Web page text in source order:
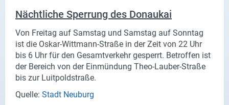
Nächtliche Sperrung des Donaukai
Von Freitag auf Samstag und Samstag auf Sonntag
ist die Oskar-Wittmann-Straße in der Zeit von 22 Uhr
bis 6 Uhr für den Gesamtverkehr gesperrt. Betroffen ist
der Bereich von der Einmündung Theo-Lauber-Straße
bis zur Luitpoldstraße.
Quelle: Stadt Neuburg